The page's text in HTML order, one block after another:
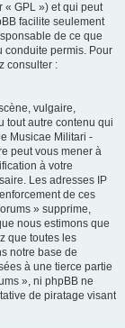
« GPL ») et qui peut
facilite seulement
de ce que
conduite permis. Pour
consulter :
vulgaire,
tout autre contenu qui
Musicae Militari -
peut vous mener à
à votre
Les adresses IP
de ces
» supprime,
nous estimons que
que toutes les
notre base de
à une tierce partie
», ni phpBB ne
de piratage visant